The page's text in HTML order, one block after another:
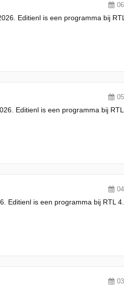
Editienl is een programma bij
Editienl is een programma bij RTL
Editienl is een programma bij RTL 4.